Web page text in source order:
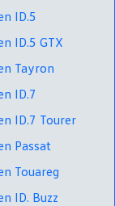
ID.5
ID.5 GTX
Tayron
ID.7
ID.7 Tourer
Passat
Touareg
ID. Buzz